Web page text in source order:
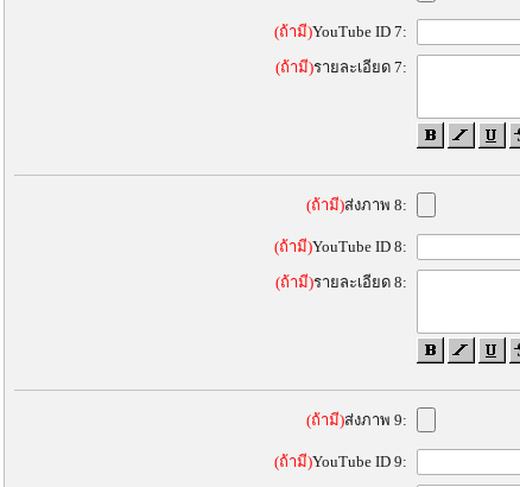
(ถ้ามี)YouTube ID 7:
(ถ้ามี)รายละเอียด 7:
(ถ้ามี)ส่งภาพ 8:
(ถ้ามี)YouTube ID 8:
(ถ้ามี)รายละเอียด 8:
(ถ้ามี)ส่งภาพ 9:
(ถ้ามี)YouTube ID 9: